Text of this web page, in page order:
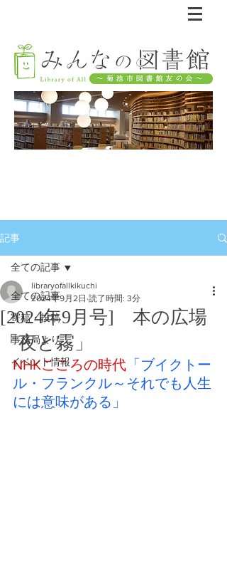
記事
全ての記事
寄稿・投稿
事務局より
イベント情報
全ての記事
[2024年9月号] 本の広場
「夜と霧」
libraryofallkikuchi
2024年9月2日 読了時間: 3分
NHKこころの時代 「ブイクトー
ル・フランクル～それでも人生
には意味がある」